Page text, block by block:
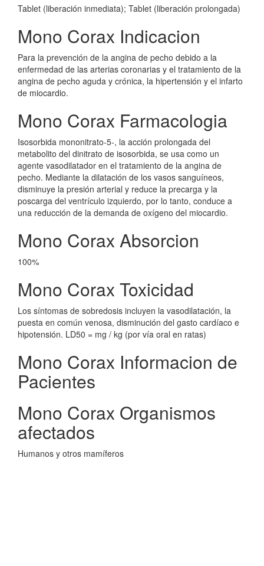
Tablet (liberación inmediata); Tablet (liberación prolongada)
Mono Corax Indicacion
Para la prevención de la angina de pecho debido a la
enfermedad de las arterias coronarias y el tratamiento de la
angina de pecho aguda y crónica, la hipertensión y el infarto
de miocardio.
Mono Corax Farmacologia
Isosorbida mononitrato-5-, la acción prolongada del
metabolito del dinitrato de isosorbida, se usa como un
agente vasodilatador en el tratamiento de la angina de
pecho. Mediante la dilatación de los vasos sanguíneos,
disminuye la presión arterial y reduce la precarga y la
poscarga del ventrículo izquierdo, por lo tanto, conduce a
una reducción de la demanda de oxígeno del miocardio.
Mono Corax Absorcion
100%
Mono Corax Toxicidad
Los síntomas de sobredosis incluyen la vasodilatación, la
puesta en común venosa, disminución del gasto cardíaco e
hipotensión. LD50 = mg / kg (por vía oral en ratas)
Mono Corax Informacion de
Pacientes
Mono Corax Organismos
afectados
Humanos y otros mamíferos